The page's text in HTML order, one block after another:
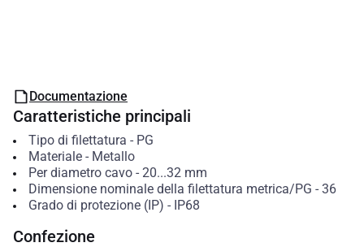
Documentazione
Caratteristiche principali
Tipo di filettatura - PG
Materiale- Metallo
Per diametro cavo- 20...32 mm
Dimensione nominale della filettatura metrica/PG - 36
Grado di protezione (IP) - IP68
Confezione